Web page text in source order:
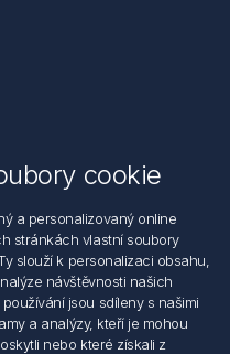
fyzických osob
dokumentu
cookie
a personalizovaný online
stránkách vlastní soubory
slouží k personalizaci obsahu,
návštěvnosti našich
jsou sdíleny s našimi
a analýzy, kteří je mohou
nebo které získali z